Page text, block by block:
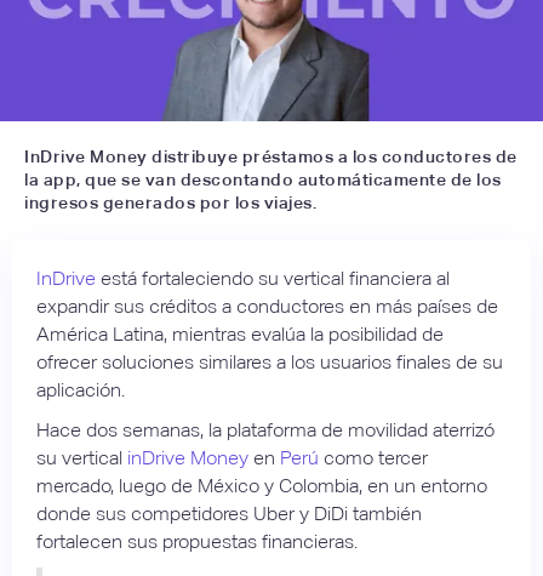
InDrive Money distribuye préstamos a los conductores de
la app, que se van descontando automáticamente de los
ingresos generados por los viajes.
InDrive está fortaleciendo su vertical financiera al
expandir sus créditos a conductores en más países de
América Latina, mientras evalúa la posibilidad de
ofrecer soluciones similares a los usuarios finales de su
aplicación.
Hace dos semanas, la plataforma de movilidad aterrizó
su vertical inDrive Money en Perú como tercer
mercado, luego de México y Colombia, en un entorno
donde sus competidores Uber y DiDi también
fortalecen sus propuestas financieras.